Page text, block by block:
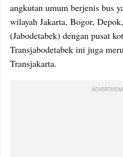
angkutan umum berjenis bus
wilayah Jakarta, Bogor,
(Jabodetabek) dengan pusat
Transjabodetabek ini juga
Transjakarta.